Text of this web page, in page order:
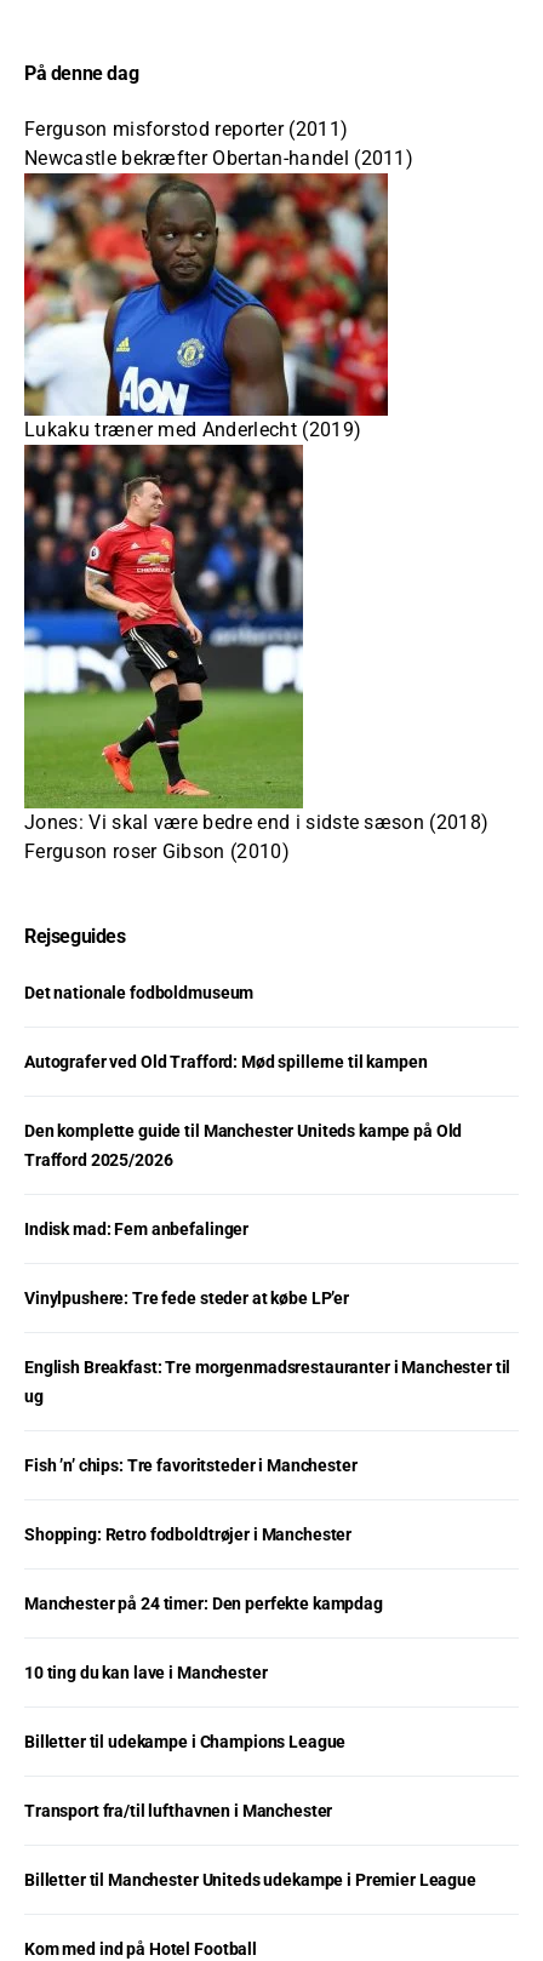
På denne dag
Ferguson misforstod reporter (2011)
Newcastle bekræfter Obertan-handel (2011)
Lukaku træner med Anderlecht (2019)
Jones: Vi skal være bedre end i sidste sæson (2018)
Ferguson roser Gibson (2010)
Rejseguides
Det nationale fodboldmuseum
Autografer ved Old Trafford: Mød spillerne til kampen
Den komplette guide til Manchester Uniteds kampe på Old
Trafford 2025/2026
Indisk mad: Fem anbefalinger
Vinylpushere: Tre fede steder at købe LP’er
English Breakfast: Tre morgenmadsrestauranter i Manchester til
ug
Fish ’n’ chips: Tre favoritsteder i Manchester
Shopping: Retro fodboldtrøjer i Manchester
Manchester på 24 timer: Den perfekte kampdag
10 ting du kan lave i Manchester
Billetter til udekampe i Champions League
Transport fra/til lufthavnen i Manchester
Billetter til Manchester Uniteds udekampe i Premier League
Kom med ind på Hotel Football